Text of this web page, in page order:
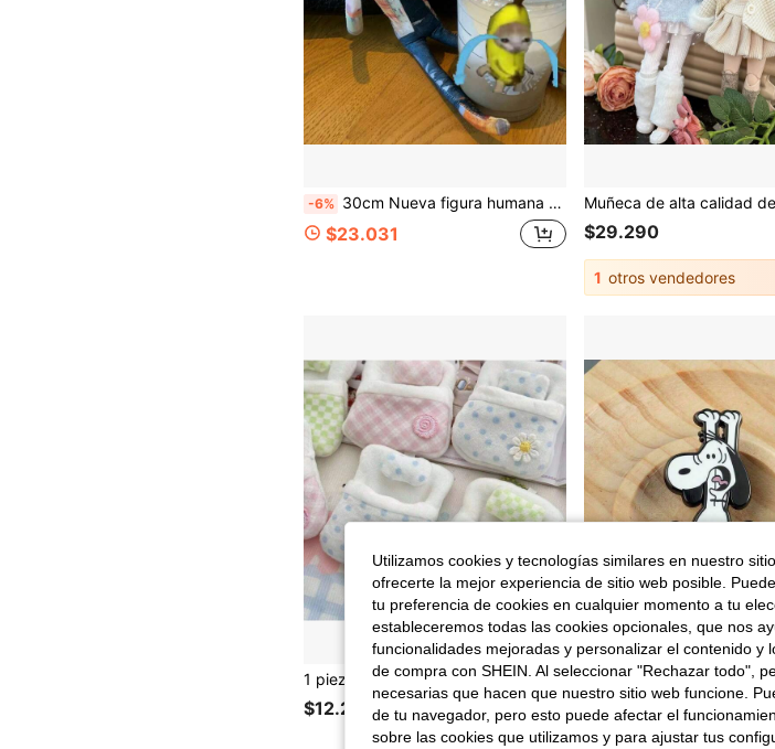
-6% 30cm Nueva figura humana abstracta para decoración de jardín para la exposición de verano - Diseño de esqueleto completo, miembros desmontables, muñeca abstracta posable
$23.031 $29.290
1 otros vendedores
1 pieza Muñeca de hada del bosque linda con saco de dormir de trébol de cuatro hojas, saco de dormir de muñeca de peluche de alta calidad - Juego de pareja, regalo para gatos, juego para mujeres/hombres, interactivo, juego de fiesta, regalo de cumpleaños, regalo festivo, regalo perfecto
$12.290 $14.890
Utilizamos cookies y tecnologías similares en nuestro
ofrecerte la mejor experiencia de sitio web posible.
tu preferencia de cookies en cualquier momento a tu
estableceremos todas las cookies opcionales, que nos
funcionalidades mejoradas y personalizar el contenido y
de compra con SHEIN. Al seleccionar "Rechazar todo",
necesarias que hacen que nuestro sitio web funcione.
de tu navegador, pero esto puede afectar el
sobre las cookies que utilizamos y para ajustar tus